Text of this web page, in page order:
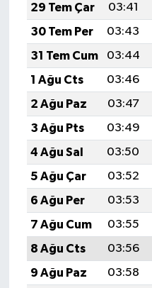
29 Tem Çar
03:41
30 Tem Per
03:43
31 Tem Cum
03:44
1 Ağu Cts
03:46
2 Ağu Paz
03:47
3 Ağu Pts
03:49
4 Ağu Sal
03:50
5 Ağu Çar
03:52
6 Ağu Per
03:53
7 Ağu Cum
03:55
8 Ağu Cts
03:56
9 Ağu Paz
03:58